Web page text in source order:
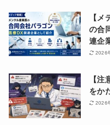
【
の合
連企
2026
【
をか
2026